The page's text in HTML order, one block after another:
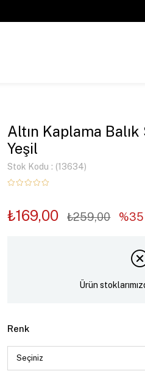
Altın Kaplama Balık
Yeşil
Stok Kodu (13634)
₺259,00
₺169,00 35
Ürün
Renk